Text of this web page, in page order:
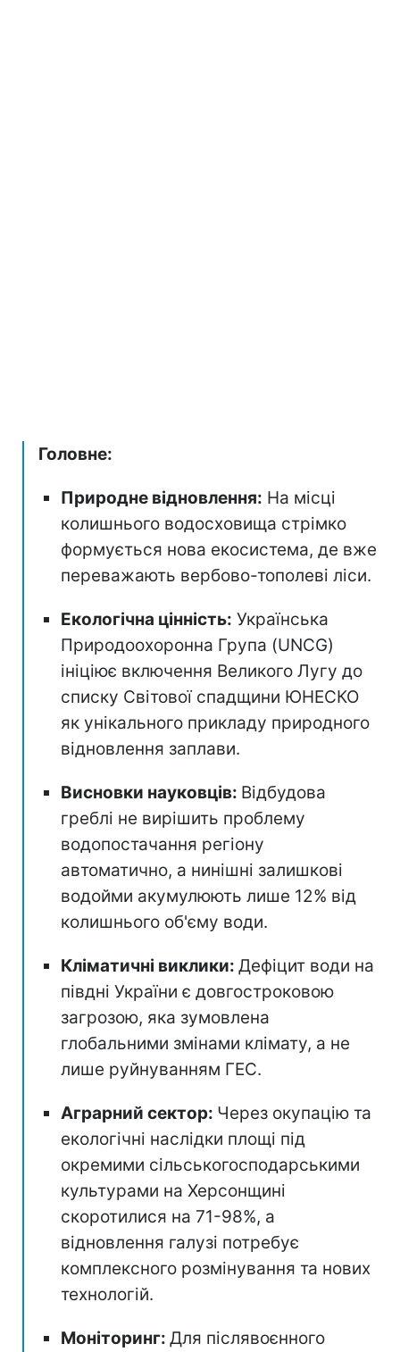
Головне:
Природне відновлення: На місці
колишнього водосховища стрімко
формується нова екосистема, де вже
переважають вербово-тополеві ліси.
Екологічна цінність: Українська
Природоохоронна Група (UNCG)
ініціює включення Великого Лугу до
списку Світової спадщини ЮНЕСКО
як унікального прикладу природного
відновлення заплави.
Висновки науковців: Відбудова
греблі не вирішить проблему
водопостачання регіону
автоматично, а нинішні залишкові
водойми акумулюють лише 12% від
колишнього об'єму води.
Кліматичні виклики: Дефіцит води на
півдні України є довгостроковою
загрозою, яка зумовлена
глобальними змінами клімату, а не
лише руйнуванням ГЕС.
Аграрний сектор: Через окупацію та
екологічні наслідки площі під
окремими сільськогосподарськими
культурами на Херсонщині
скоротилися на 71-98%, а
відновлення галузі потребує
комплексного розмінування та нових
технологій.
Моніторинг: Для післявоєнного